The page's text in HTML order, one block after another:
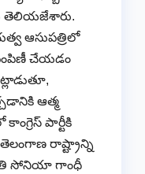
తెలియజేశారు.
ఆసుపత్రిలో
పంపిణీ చేయడం
ఆత్మ
పార్టీకి
తెలంగాణ రాష్ట్రాన్ని
సోనియా గాంధీ